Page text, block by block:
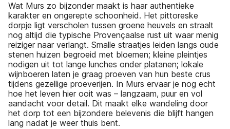
Wat Murs zo bijzonder maakt is haar authentieke
karakter en ongerepte schoonheid. Het pittoreske
dorpje ligt verscholen tussen groene heuvels en straalt
nog altijd die typische Provençaalse rust uit waar menig
reiziger naar verlangt. Smalle straatjes leiden langs oude
stenen huizen begroeid met bloemen; kleine pleintjes
nodigen uit tot lange lunches onder platanen; lokale
wijnboeren laten je graag proeven van hun beste crus
tijdens gezellige proeverijen. In Murs ervaar je nog echt
hoe het leven hier ooit was – langzaam, puur en vol
aandacht voor detail. Dit maakt elke wandeling door
het dorp tot een bijzondere belevenis die blijft hangen
lang nadat je weer thuis bent.